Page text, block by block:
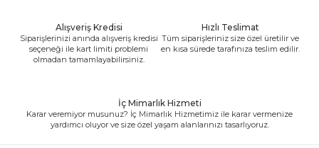
Alışveriş Kredisi
Siparişlerinizi anında alışveriş kredisi
seçeneği ile kart limiti problemi
olmadan tamamlayabilirsiniz.
Hızlı Teslimat
Tüm siparişleriniz size özel üretilir ve
en kısa sürede tarafınıza teslim edilir.
İç Mimarlık Hizmeti
Karar veremiyor musunuz? İç Mimarlık Hizmetimiz ile karar vermenize
yardımcı oluyor ve size özel yaşam alanlarınızı tasarlıyoruz.